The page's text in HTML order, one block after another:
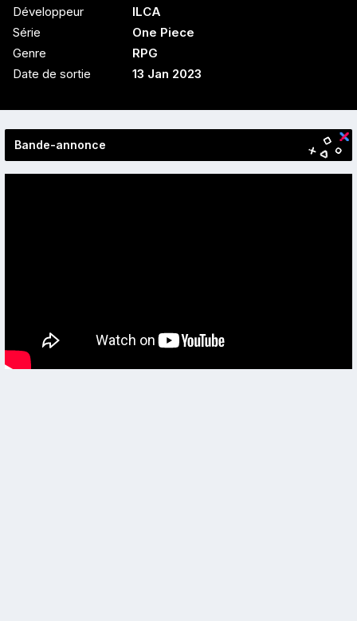
Développeur
ILCA
Série
One Piece
Genre
RPG
Date de sortie
13 Jan 2023
Bande-annonce